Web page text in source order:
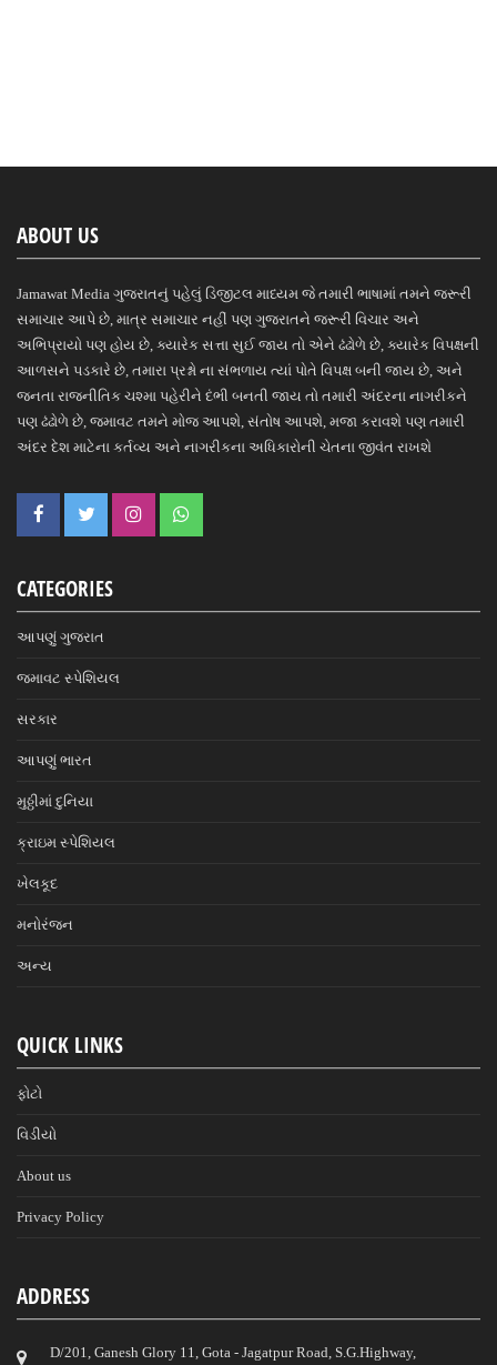
ABOUT US
Jamawat Media ગુજરાતનું પહેલું ડિજીટલ માધ્યમ જે તમારી ભાષામાં તમને જરૂરી
સમાચાર આપે છે, માત્ર સમાચાર નહીં પણ ગુજરાતને જરૂરી વિચાર અને
અભિપ્રાયો પણ હોય છે, ક્યારેક સત્તા સુઈ જાય તો એને ઢંઢોળે છે, ક્યારેક વિપક્ષની
આળસને પડકારે છે, તમારા પ્રશ્નો ના સંભળાય ત્યાં પોતે વિપક્ષ બની જાય છે, અને
જનતા રાજનીતિક ચશ્મા પહેરીને દંભી બનતી જાય તો તમારી અંદરના નાગરીકને
પણ ઢંઢોળે છે, જમાવટ તમને મોજ આપશે, સંતોષ આપશે, મજા કરાવશે પણ તમારી
અંદર દેશ માટેના કર્તવ્ય અને નાગરીકના અધિકારોની ચેતના જીવંત રાખશે
CATEGORIES
આપણું ગુજરાત
જમાવટ સ્પેશિયલ
સરકાર
આપણું ભારત
મુઠ્ઠીમાં દુનિયા
ક્રાઇમ સ્પેશિયલ
ખેલકૂદ
મનોરંજન
અન્ય
QUICK LINKS
ફોટો
વિડીયો
About us
Privacy Policy
ADDRESS
D/201, Ganesh Glory 11, Gota - Jagatpur Road, S.G.Highway,